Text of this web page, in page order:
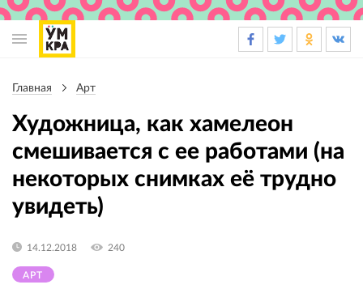
навигации
Главная Арт
Художница, как хамелеон
смешивается с ее работами (на
некоторых снимках её трудно
увидеть)
АРТ
14.12.2018 240